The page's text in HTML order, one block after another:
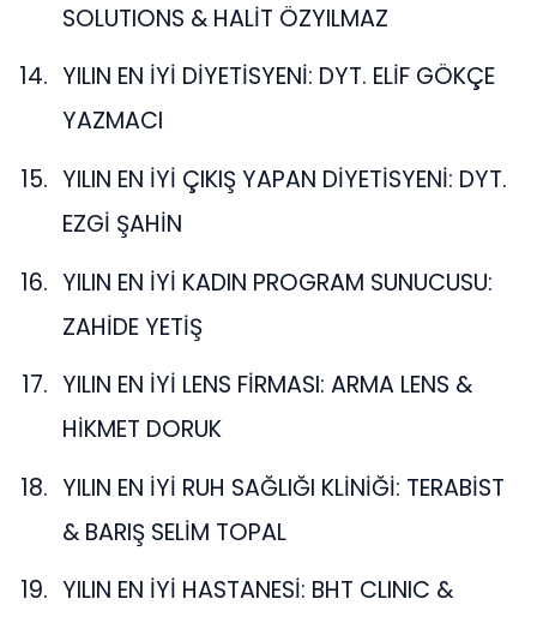
SOLUTIONS & HALİT ÖZYILMAZ
YILIN EN İYİ DİYETİSYENİ: DYT. ELİF GÖKÇE
YAZMACI
YILIN EN İYİ ÇIKIŞ YAPAN DİYETİSYENİ: DYT.
EZGİ ŞAHİN
YILIN EN İYİ KADIN PROGRAM SUNUCUSU:
ZAHİDE YETİŞ
YILIN EN İYİ LENS FİRMASI: ARMA LENS &
HİKMET DORUK
YILIN EN İYİ RUH SAĞLIĞI KLİNİĞİ: TERABİST
& BARIŞ SELİM TOPAL
YILIN EN İYİ HASTANESİ: BHT CLINIC &